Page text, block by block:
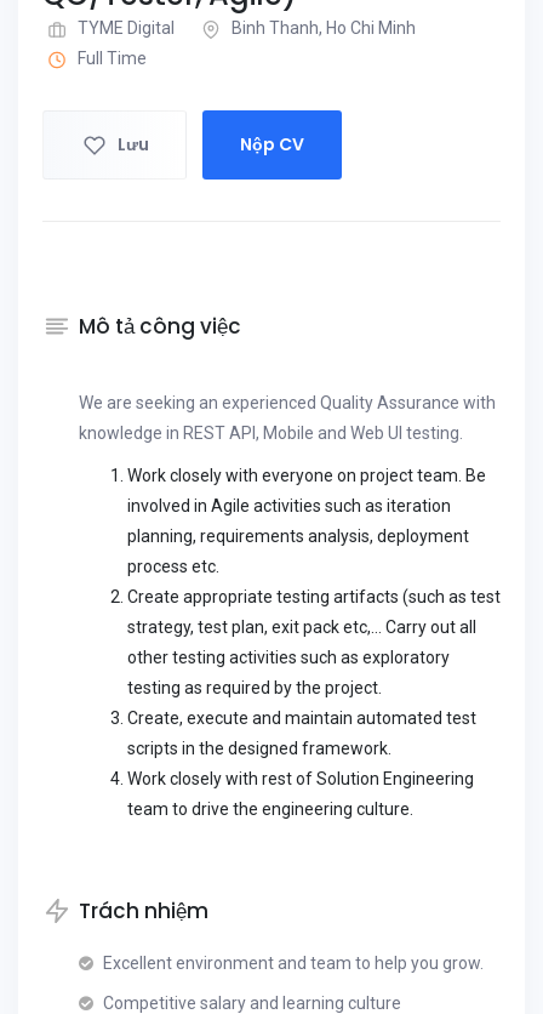
TYME Digital
Binh Thanh, Ho Chi Minh
Full Time
Lưu Nộp CV
Mô tả công việc
We are seeking an experienced Quality Assurance with
knowledge in REST API, Mobile and Web UI testing.
Work closely with everyone on project team. Be
involved in Agile activities such as iteration
planning, requirements analysis, deployment
process etc.
Create appropriate testing artifacts (such as test
strategy, test plan, exit pack etc,… Carry out all
other testing activities such as exploratory
testing as required by the project.
Create, execute and maintain automated test
scripts in the designed framework.
Work closely with rest of Solution Engineering
team to drive the engineering culture.
Trách nhiệm
Excellent environment and team to help you grow.
Competitive salary and learning culture